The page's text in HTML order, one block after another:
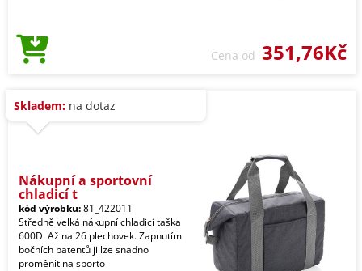
Cena od 351,76Kč
Skladem: na dotaz
Nákupní a sportovní
chladicí t
kód výrobku:81_422011
Středně velká nákupní chladicí taška
600D. Až na 26 plechovek. Zapnutím
bočních patentů ji lze snadno
proměnit na sporto